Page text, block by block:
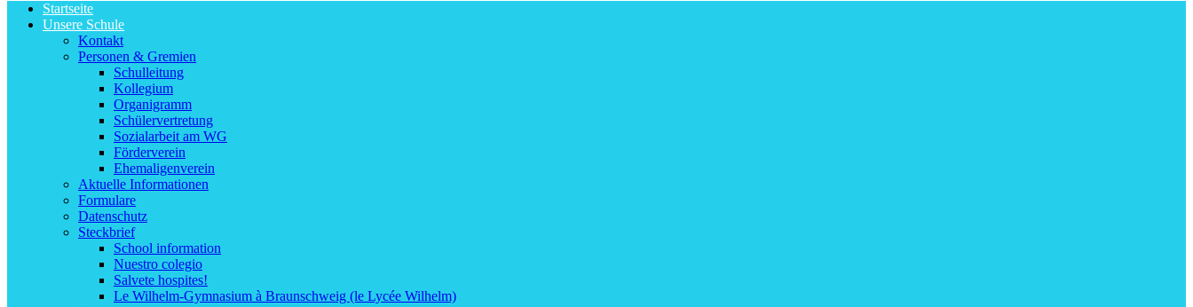
Startseite
Unsere Schule
Kontakt
Personen & Gremien
Schulleitung
Kollegium
Organigramm
Schülervertretung
Sozialarbeit am WG
Förderverein
Ehemaligenverein
Aktuelle Informationen
Formulare
Datenschutz
Steckbrief
School information
Nuestro colegio
Salvete hospites!
Le Wilhelm-Gymnasium à Braunschweig (le Lycée Wilhelm)